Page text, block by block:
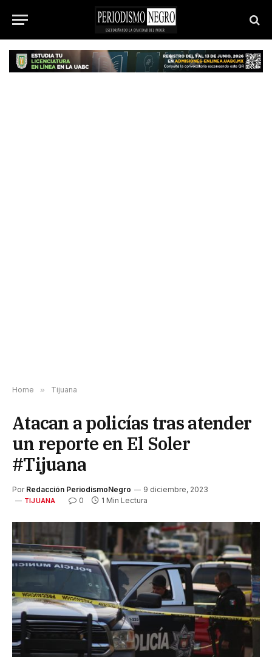
Home » Tijuana
Atacan a policías tras atender
un reporte en El Soler
#Tijuana
Por Redacción PeriodismoNegro 9 diciembre, 2023
TIJUANA 0 1 Min Lectura